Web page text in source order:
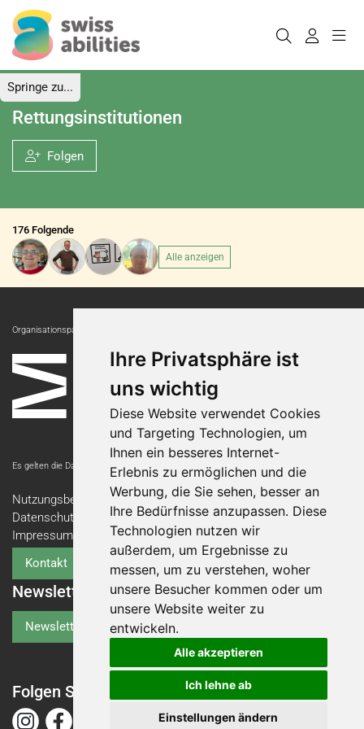
Springe zu...
Ihre Privatsphäre ist
uns wichtig
Diese Website verwendet Cookies
und Targeting Technologien, um
Ihnen ein besseres Internet-
Erlebnis zu ermöglichen und die
Werbung, die Sie sehen, besser an
Ihre Bedürfnisse anzupassen. Diese
Technologien nutzen wir
außerdem, um Ergebnisse zu
messen, um zu verstehen, woher
unsere Besucher kommen oder um
unsere Website weiter zu
entwickeln.
Alle akzeptieren
Ich lehne ab
Einstellungen ändern
Rettungsinstitutionen
Folgen
176 Folgende
Alle anzeigen
Organisationspartnerin:
Es gelten die Datenschutzbestimmungen der Messe Luzern AG.
Nutzungsbedingungen
Datenschutzerklärung
Impressum
Kontakt
Newsletter
Newsletter-Anmeldung
Folgen Sie der Swiss Abilities